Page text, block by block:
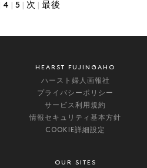
4 5 次 最後
HEARST FUJINGAHO
ハースト婦人画報社
プライバシーポリシー
サービス利用規約
情報セキュリティ基本方針
COOKIE詳細設定
OUR SITES